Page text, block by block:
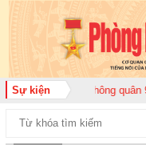
Sự kiện
Trung đoàn Không quân 920